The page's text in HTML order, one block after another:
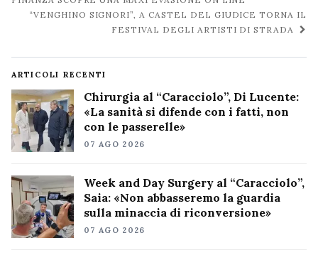
“VENGHINO SIGNORI”, A CASTEL DEL GIUDICE TORNA IL
FESTIVAL DEGLI ARTISTI DI STRADA
ARTICOLI RECENTI
Chirurgia al “Caracciolo”, Di Lucente:
«La sanità si difende con i fatti, non
con le passerelle»
07 AGO 2026
Week and Day Surgery al “Caracciolo”,
Saia: «Non abbasseremo la guardia
sulla minaccia di riconversione»
07 AGO 2026